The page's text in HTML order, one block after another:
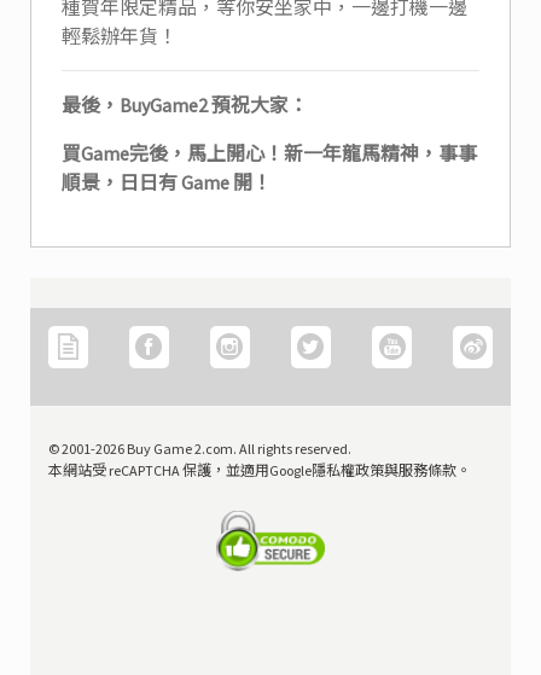
種賀年限定精品，等你安坐家中，一邊打機一邊
輕鬆辦年貨！
最後，BuyGame2 預祝大家：
買Game完後，馬上開心！新一年龍馬精神，事事
順景，日日有 Game 開！
© 2001-2026 Buy Game 2.com. All rights reserved.
本網站受 reCAPTCHA 保護，並適用Google隱私權政策與服務條款。